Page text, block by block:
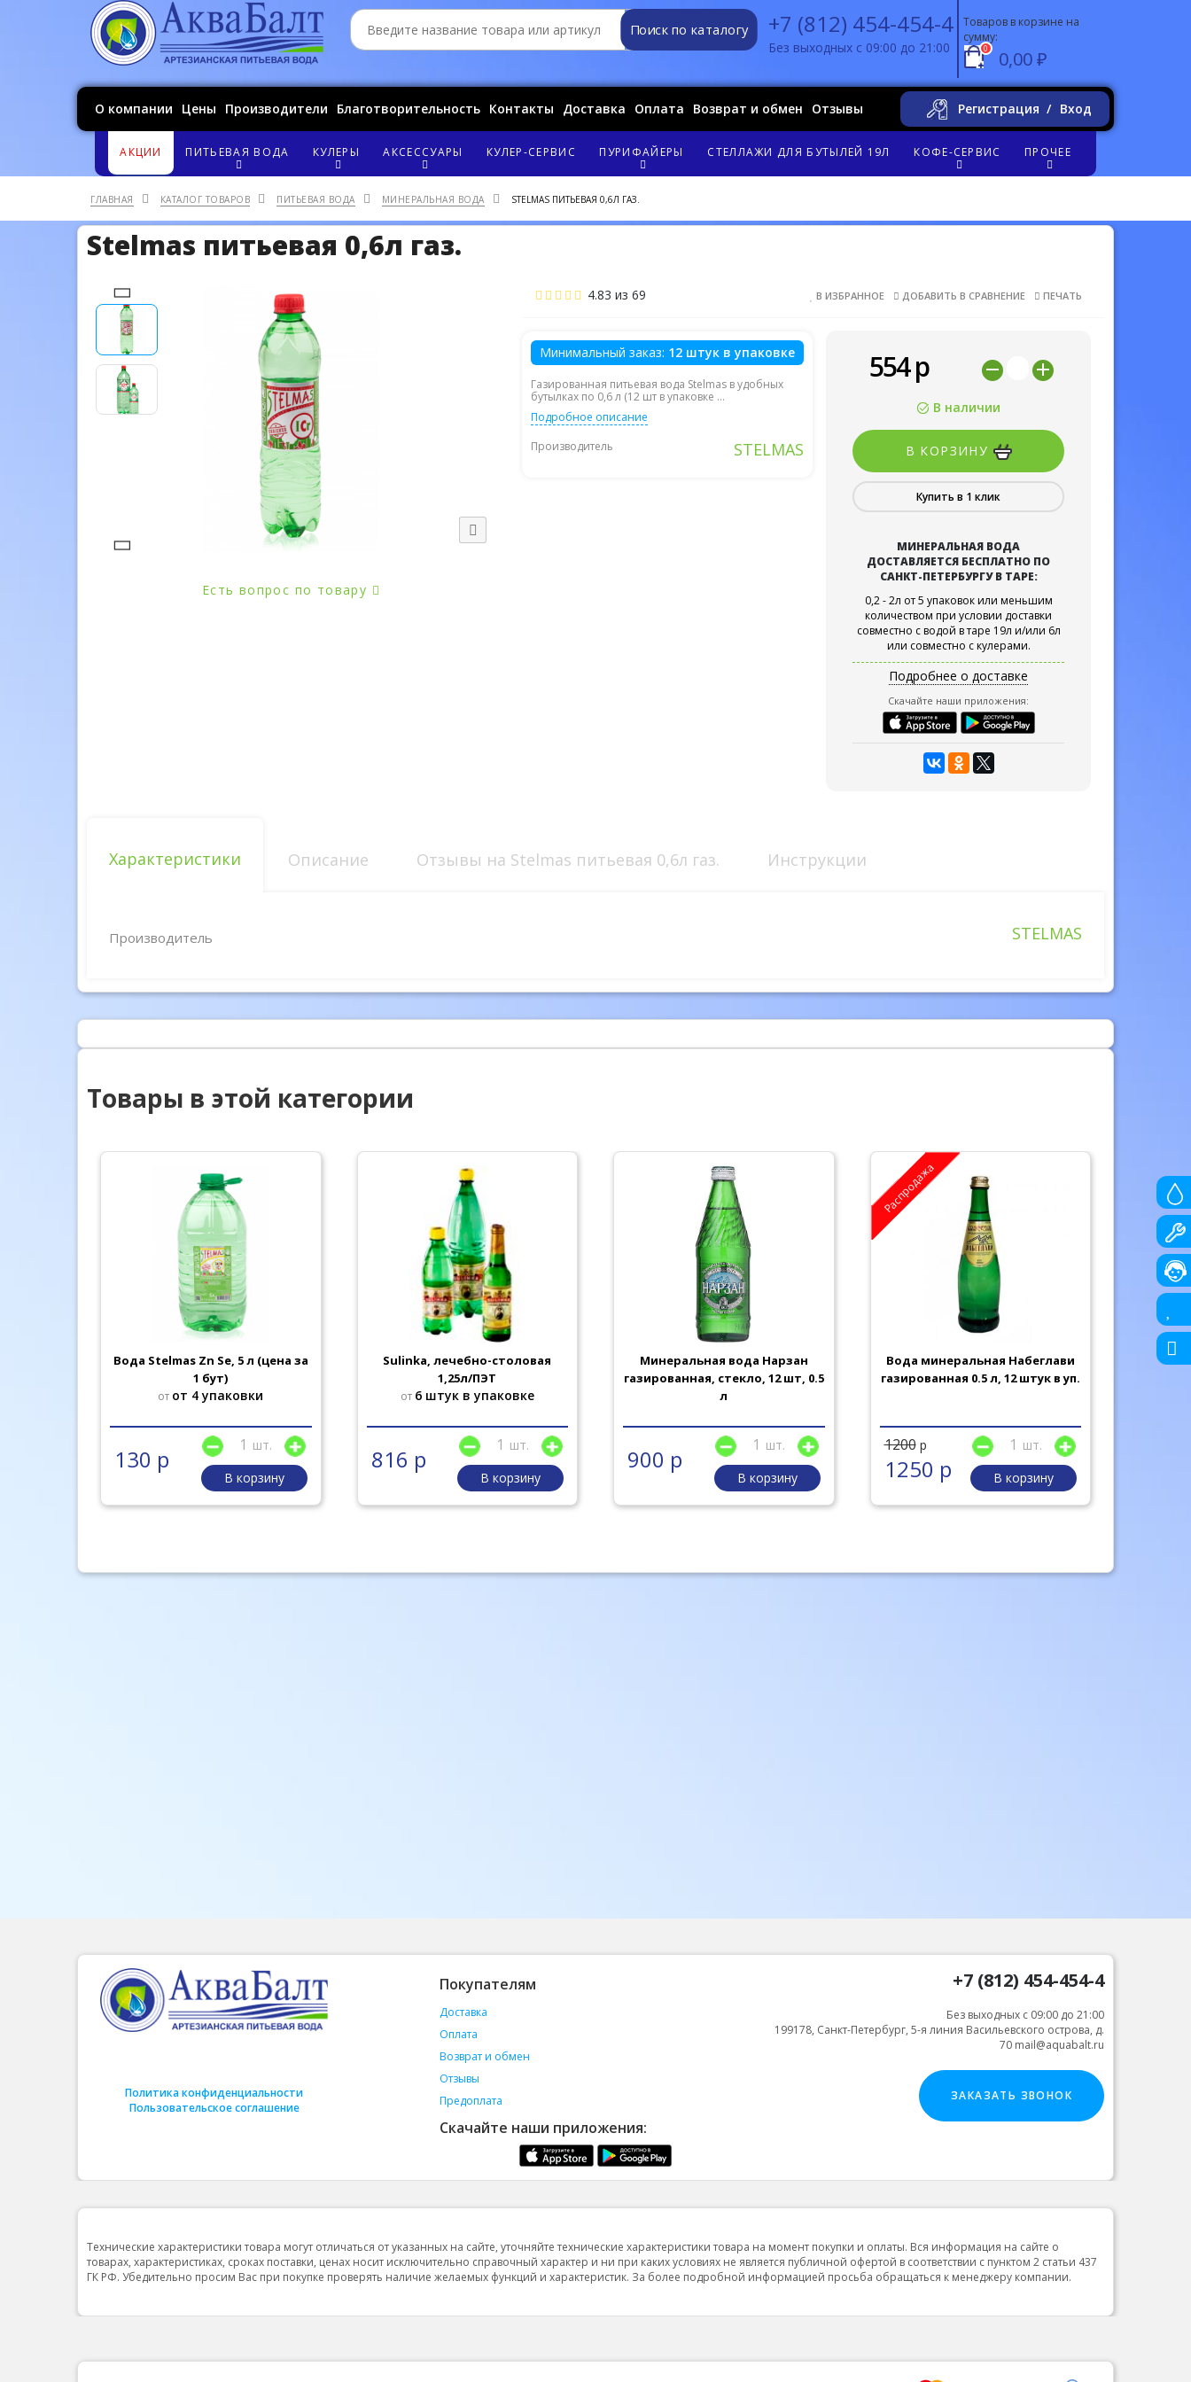
Поиск по каталогу +7 (812) 454-454-4
Без выходных с 09:00 до 21:00
Товаров в корзине на
сумму:
0 0,00 ₽
О компании Цены Производители Благотворительность Контакты Доставка Оплата Возврат и обмен Отзывы Регистрация Вход
АКЦИИ ПИТЬЕВАЯ ВОДА КУЛЕРЫ АКСЕССУАРЫ КУЛЕР-СЕРВИС ПУРИФАЙЕРЫ СТЕЛЛАЖИ ДЛЯ БУТЫЛЕЙ 19Л КОФЕ-СЕРВИС ПРОЧЕЕ
ГЛАВНАЯ КАТАЛОГ ТОВАРОВ ПИТЬЕВАЯ ВОДА МИНЕРАЛЬНАЯ ВОДА STELMAS ПИТЬЕВАЯ 0,6Л ГАЗ.
Stelmas питьевая 0,6л газ.
Есть вопрос по товару
4.83 из 69 В ИЗБРАННОЕ ДОБАВИТЬ В СРАВНЕНИЕ ПЕЧАТЬ
Минимальный заказ: 12 штук в упаковке
Газированная питьевая вода Stelmas в удобных
бутылках по 0,6 л (12 шт в упаковке ...
Подробное описание
Производитель
STELMAS
554р
В наличии
В КОРЗИНУ
Купить в 1 клик
МИНЕРАЛЬНАЯ ВОДА
ДОСТАВЛЯЕТСЯ БЕСПЛАТНО ПО
САНКТ-ПЕТЕРБУРГУ В ТАРЕ:
0,2 - 2л от 5 упаковок или меньшим
количеством при условии доставки
совместно с водой в таре 19л и/или 6л
или совместно с кулерами.
Подробнее о доставке
Скачайте наши приложения:
Характеристики Описание Отзывы на Stelmas питьевая 0,6л газ. Инструкции
Производитель STELMAS
Товары в этой категории
Вода Stelmas Zn Se, 5 л (цена за
1 бут)
от от 4 упаковки
130 р
шт.
В корзину
Sulinka, лечебно-столовая
1,25л/ПЭТ
от 6 штук в упаковке
816 р
шт.
В корзину
Минеральная вода Нарзан
газированная, стекло, 12 шт, 0.5
л
900 р
шт.
В корзину
Распродажа
Вода минеральная Набеглави
газированная 0.5 л, 12 штук в уп.
1200р
1250 р
шт.
В корзину
Вода
Политика конфиденциальности
Пользовательское соглашение
Покупателям
Доставка
Оплата
Возврат и обмен
Отзывы
Предоплата
Скачайте наши приложения:
+7 (812) 454-454-4
Без выходных с 09:00 до 21:00
199178, Санкт-Петербург, 5-я линия Васильевского острова, д.
70 mail@aquabalt.ru
ЗАКАЗАТЬ ЗВОНОК
Технические характеристики товара могут отличаться от указанных на сайте, уточняйте технические характеристики товара на момент покупки и оплаты. Вся информация на сайте о
товарах, характеристиках, сроках поставки, ценах носит исключительно справочный характер и ни при каких условиях не является публичной офертой в соответствии с пунктом 2 статьи 437
ГК РФ. Убедительно просим Вас при покупке проверять наличие желаемых функций и характеристик. За более подробной информацией просьба обращаться к менеджеру компании.